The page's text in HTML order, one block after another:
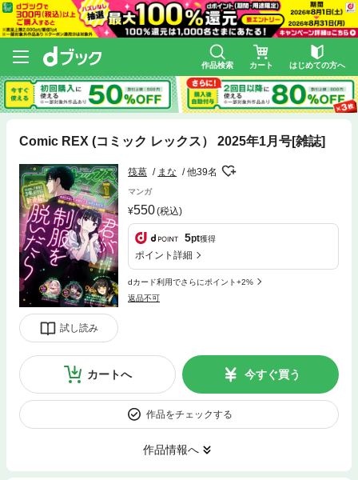
作品検索 カート はじめての方へ
Comic REX (コミック レックス） 2025年1月号[雑誌]
試し読み
筏葛 まな 他39名
マンガ
550(税込)
5pt獲得
ポイント詳細
dカード利用でさらにポイント+2%
返品不可
カートへ 今すぐ買う
作品をチェックする
作品情報へ